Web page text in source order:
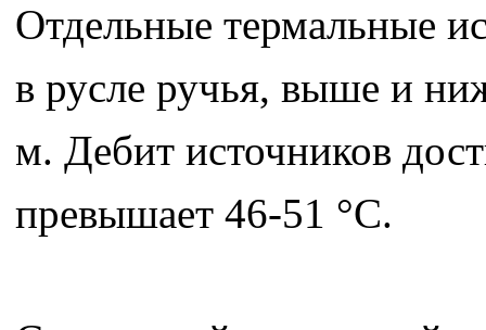
Отдельные термальные
в русле ручья, выше и
м. Дебит источников
превышает 46-51 °С.